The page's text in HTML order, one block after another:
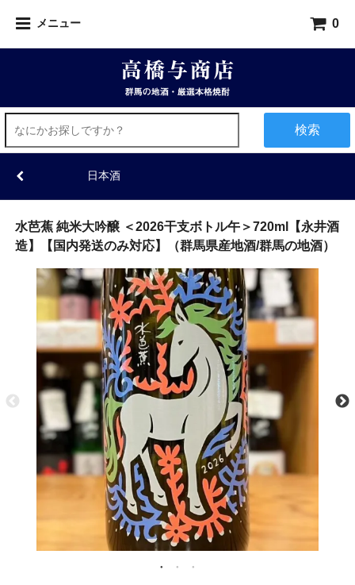
メニュー 0
検索
日本酒
水芭蕉 純米大吟醸 ＜2026干支ボトル午＞720ml【永井酒
造】【国内発送のみ対応】（群馬県産地酒/群馬の地酒）